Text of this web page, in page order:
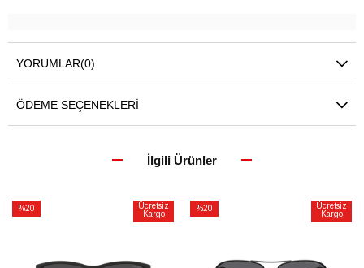
YORUMLAR(0)
ÖDEME SEÇENEKLERI
İlgili Ürünler
%20
Ücretsiz
Kargo
%20
Ücretsiz
Kargo